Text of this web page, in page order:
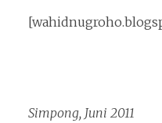
Simpong, Juni 2011